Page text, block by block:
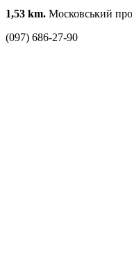
1,53 km. Московський
(097) 686-27-90